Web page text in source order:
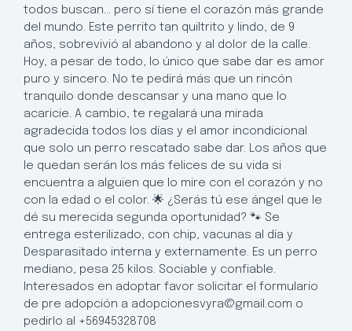
todos buscan… pero sí tiene el corazón más grande
del mundo. Este perrito tan quiltrito y lindo, de 9
años, sobrevivió al abandono y al dolor de la calle.
Hoy, a pesar de todo, lo único que sabe dar es amor
puro y sincero. No te pedirá más que un rincón
tranquilo donde descansar y una mano que lo
acaricie. A cambio, te regalará una mirada
agradecida todos los días y el amor incondicional
que solo un perro rescatado sabe dar. Los años que
le quedan serán los más felices de su vida si
encuentra a alguien que lo mire con el corazón y no
con la edad o el color. 🌟 ¿Serás tú ese ángel que le
dé su merecida segunda oportunidad? 🐾 Se
entrega esterilizado, con chip, vacunas al día y
Desparasitado interna y externamente. Es un perro
mediano, pesa 25 kilos. Sociable y confiable.
Interesados en adoptar favor solicitar el formulario
de pre adopción a adopcionesvyra@gmail.com o
pedirlo al +56945328708